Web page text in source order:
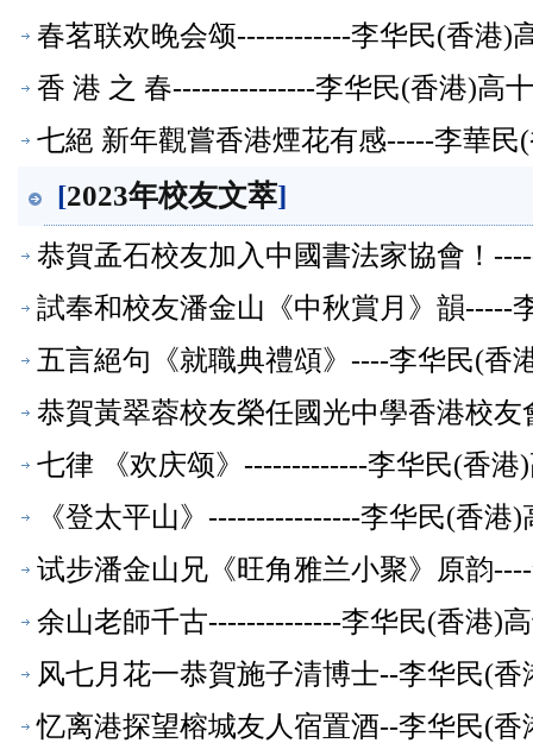
春茗联欢晚会颂------------李华民(香港)
香 港 之 春---------------李华民(香港)高
七絕 新年觀嘗香港煙花有感-----李華
[2023年校友文萃]
恭賀孟石校友加入中國書法家協會！
試奉和校友潘金山《中秋賞月》韻-----
五言絕句《就職典禮頌》----李华民(香
恭賀黃翠蓉校友榮任國光中學香港校
七律 《欢庆颂》-------------李华民(香港
《登太平山》----------------李华民(香港
试步潘金山兄《旺角雅兰小聚》原韵
余山老師千古--------------李华民(香港)
风七月花一恭賀施子清博士--李华民(
忆离港探望榕城友人宿置酒--李华民(